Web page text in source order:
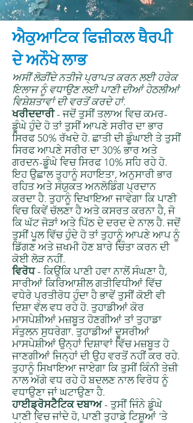
ਐਕੁਆਟਿਕ ਫਿਜ਼ੀਕਲ ਥੈਰਪੀ
ਦੇ ਅਨੌਖੇਲਾਭ
ਅਸੀਂ ਲੋੜੀਂਦੇ ਨਤੀਜੇ ਪ੍ਰਾਪਤ ਕਰਨ ਲਈ ਹਰੇਕ
ਇਲਾਜ ਨੂੰ ਵਧਾਉਣ ਲਈ ਪਾਣੀ ਦੀਆਂ ਹੇਠਲੀਆਂ
ਵਿਸ਼ੇਸ਼ਤਾਵਾਂ ਦੀ ਵਰਤੋਂ ਕਰਦੇ ਹਾਂ.
ਖਰੀਦਦਾਰੀ- ਜਦੋਂ ਤੁਸੀਂ ਤਲਾਅ ਵਿਚ ਕਮਰ-
ਡੂੰਘੇ ਹੁੰਦੇ ਹੋ ਤਾਂ ਤੁਸੀਂ ਆਪਣੇ ਸਰੀਰ ਦਾ ਭਾਰ
ਸਿਰਫ 50% ਰੱਖਦੇ ਹੋ. ਛਾਤੀ ਦੀ ਡੂੰਘਾਈ ਤੇ ਤੁਸੀਂ
ਸਿਰਫ ਆਪਣੇ ਸਰੀਰ ਦਾ 30% ਭਾਰ ਅਤੇ
ਗਰਦਨ-ਡੂੰਘੇ ਵਿਚ ਸਿਰਫ 10% ਸਹਿ ਰਹੇ ਹੋ.
ਇਹ ਉਛਾਲ ਤੁਹਾਨੂੰ ਸਹਾਇਤਾ, ਅਨੁਸਾਰੀ ਭਾਰ
ਰਹਿਤ ਅਤੇ ਸੰਯੁਕਤ ਅਨਲੋਡਿੰਗ ਪ੍ਰਦਾਨ
ਕਰਦਾ ਹੈ. ਤੁਹਾਨੂੰ ਦਿਖਾਇਆ ਜਾਵੇਗਾ ਕਿ ਪਾਣੀ
ਵਿਚ ਕਿਵੇਂ ਚੱਲਣਾ ਹੈ ਅਤੇ ਕਸਰਤ ਕਰਨਾ ਹੈ, ਜੋ
ਕਿ ਘੱਟ ਜੋੜਾਂ ਅਤੇ ਪਿੱਠ ਦੇ ਦਰਦ ਦੇ ਨਾਲ ਹੈ. ਜਦੋਂ
ਤੁਸੀਂ ਪੂਲ ਵਿੱਚ ਹੁੰਦੇ ਹੋ ਤਾਂ ਤੁਹਾਨੂੰ ਆਪਣੇ ਆਪ ਨੂੰ
ਡਿੱਗਣ ਅਤੇ ਜ਼ਖਮੀ ਹੋਣ ਬਾਰੇ ਚਿੰਤਾ ਕਰਨ ਦੀ
ਕੋਈ ਲੋੜ ਨਹੀਂ.
ਵਿਰੋਧ- ਕਿਉਂਕਿ ਪਾਣੀ ਹਵਾ ਨਾਲੋਂ ਸੰਘਣਾ ਹੈ,
ਸਾਰੀਆਂ ਕਿਰਿਆਸ਼ੀਲ ਗਤੀਵਿਧੀਆਂ ਵਿੱਚ
ਵਧੇਰੇ ਪ੍ਰਤੀਰੋਧ ਹੁੰਦਾ ਹੈ ਭਾਵੇਂ ਤੁਸੀਂ ਕੋਈ ਵੀ
ਦਿਸ਼ਾ ਵੱਲ ਵਧ ਰਹੇ ਹੋ. ਤੁਹਾਡੀਆਂ ਕੋਰ
ਮਾਸਪੇਸ਼ੀਆਂ ਮਜ਼ਬੂਤ ​​ਹੋਣਗੀਆਂ ਤਾਂ ਤੁਹਾਡਾ
ਸੰਤੁਲਨ ਸੁਧਰੇਗਾ. ਤੁਹਾਡੀਆਂ ਦੂਸਰੀਆਂ
ਮਾਸਪੇਸ਼ੀਆਂ ਉਨ੍ਹਾਂ ਦਿਸ਼ਾਵਾਂ ਵਿੱਚ ਮਜ਼ਬੂਤ ​​ਹੋ
ਜਾਣਗੀਆਂ ਜਿਨ੍ਹਾਂ ਦੀ ਉਹ ਵਰਤੋਂ ਨਹੀਂ ਕਰ ਰਹੇ.
ਤੁਹਾਨੂੰ ਸਿਖਾਇਆ ਜਾਏਗਾ ਕਿ ਤੁਸੀਂ ਕਿੰਨੀ ਤੇਜ਼ੀ
ਨਾਲ ਅੱਗੇ ਵਧ ਰਹੇ ਹੋ ਬਦਲਣ ਨਾਲ ਵਿਰੋਧ ਨੂੰ
ਵਧਾਉਣਾ ਜਾਂ ਘਟਾਉਣਾ ਹੈ.
ਹਾਈਡ੍ਰੋਸਟੈਟਿਕ ਦਬਾਅ- ਤੁਸੀਂ ਜਿੰਨੇ ਡੂੰਘੇ
ਪਾਣੀ ਵਿਚ ਜਾਂਦੇ ਹੋ, ਪਾਣੀ ਤੁਹਾਡੇ ਟਿਸ਼ੂਆਂ 'ਤੇ